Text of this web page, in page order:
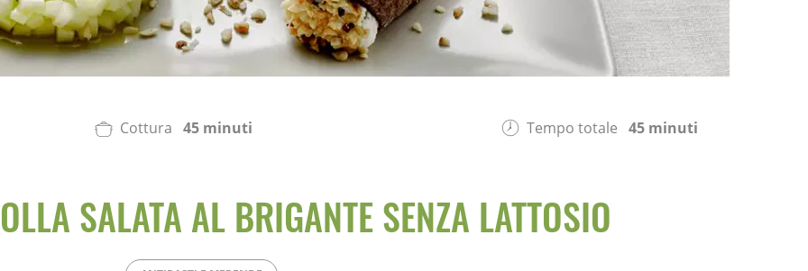
Cottura 45 minuti Tempo totale 45 minuti
SALATA AL BRIGANTE SENZA LATTOSIO